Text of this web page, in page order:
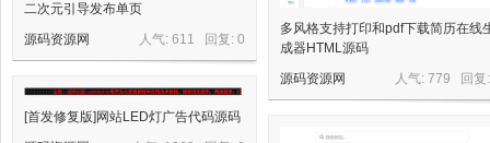
二次元引导发布单页
人气: 611 回复: 0
源码资源网
多风格支持打印和pdf下载简历在线
成器HTML源码
人气: 779 回
源码资源网
[首发修复版]网站LED灯广告代码源码